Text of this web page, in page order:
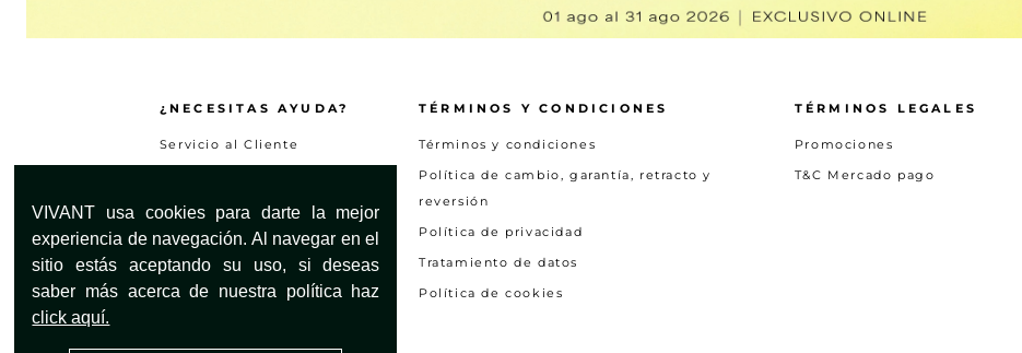
VIVANT usa cookies para darte la mejor
experiencia de navegación. Al navegar en el
sitio estás aceptando su uso, si deseas
saber más acerca de nuestra política haz
click aquí.
¿NECESITAS AYUDA?
Servicio al Cliente
Preguntas frecuentes
Otras solicitudes
Consultar estado PQRS
Mapa del Sitio
TÉRMINOS Y CONDICIONES
Términos y condiciones
Política de cambio, garantía, retracto y
reversión
Política de privacidad
Tratamiento de datos
Política de cookies
TÉRMINOS LEGALES
Promociones
T&C Mercado pago